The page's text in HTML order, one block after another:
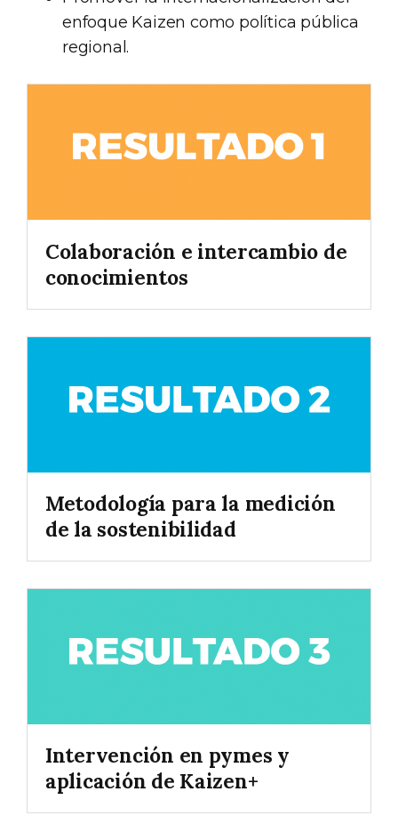
enfoque Kaizen como política pública
regional.
Colaboración e intercambio de
conocimientos
Metodología para la medición
de la sostenibilidad
Intervención en pymes y
aplicación de Kaizen+